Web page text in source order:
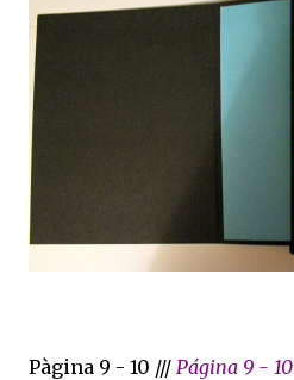
Pàgina 9 - 10 /// Página 9 - 10